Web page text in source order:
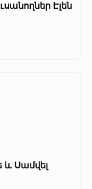
Էլեն
և Սամվել